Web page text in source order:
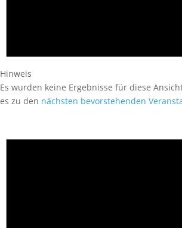
Hinweis
Es wurden keine Ergebnisse für diese
es zu den nächsten bevorstehenden